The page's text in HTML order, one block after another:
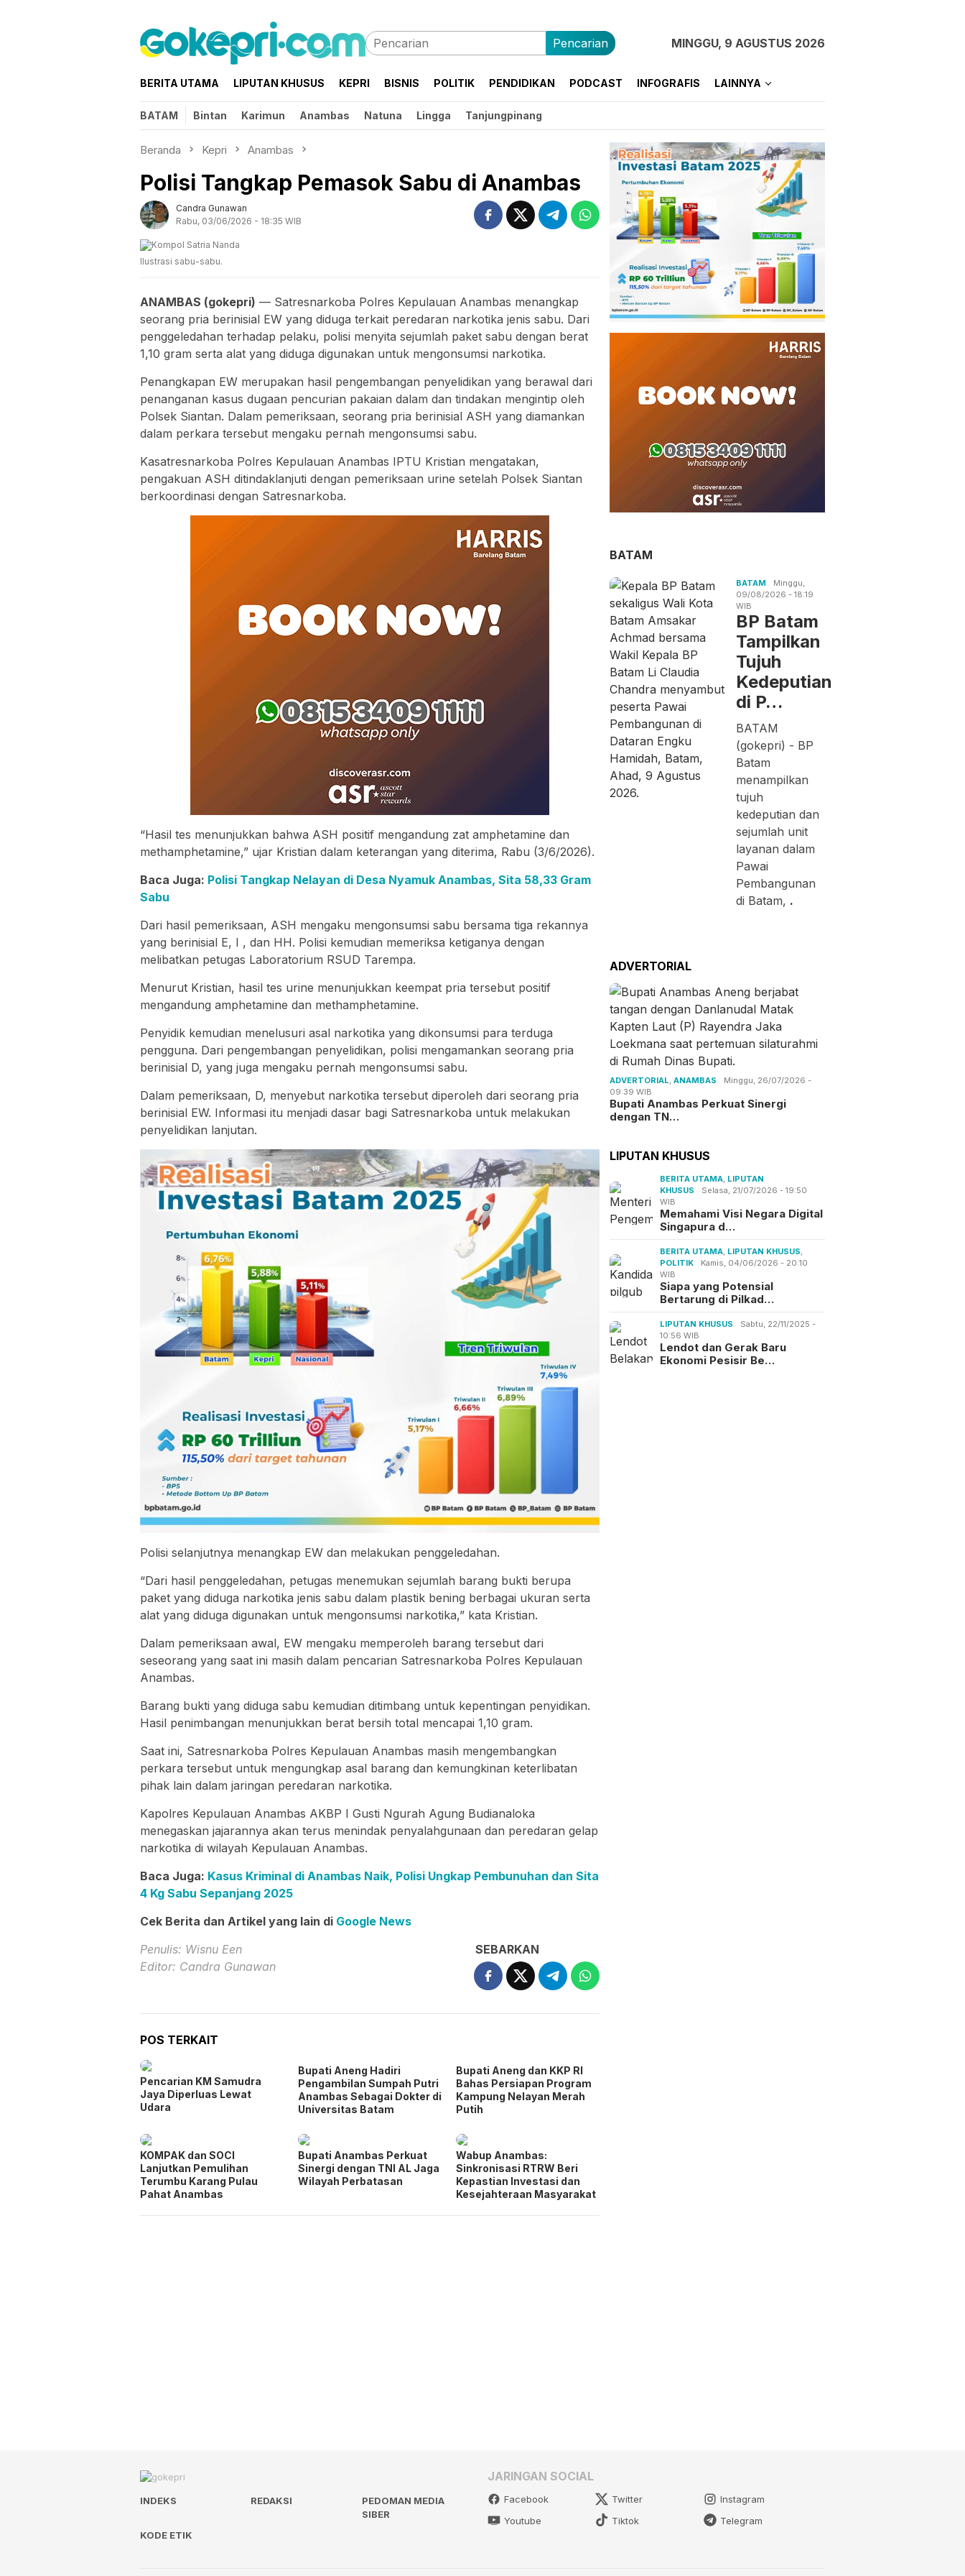
Pencarian MINGGU, 9 AGUSTUS 2026
BERITA UTAMA LIPUTAN KHUSUS KEPRI BISNIS POLITIK PENDIDIKAN PODCAST INFOGRAFIS LAINNYA
BATAM Bintan Karimun Anambas Natuna Lingga Tanjungpinang
Beranda Kepri Anambas
Polisi Tangkap Pemasok Sabu di Anambas
Candra Gunawan
Rabu, 03/06/2026 - 18:35 WIB
Ilustrasi sabu-sabu.
ANAMBAS (gokepri) — Satresnarkoba Polres Kepulauan Anambas menangkap
seorang pria berinisial EW yang diduga terkait peredaran narkotika jenis sabu. Dari
penggeledahan terhadap pelaku, polisi menyita sejumlah paket sabu dengan berat
1,10 gram serta alat yang diduga digunakan untuk mengonsumsi narkotika.
Penangkapan EW merupakan hasil pengembangan penyelidikan yang berawal dari
penanganan kasus dugaan pencurian pakaian dalam dan tindakan mengintip oleh
Polsek Siantan. Dalam pemeriksaan, seorang pria berinisial ASH yang diamankan
dalam perkara tersebut mengaku pernah mengonsumsi sabu.
Kasatresnarkoba Polres Kepulauan Anambas IPTU Kristian mengatakan,
pengakuan ASH ditindaklanjuti dengan pemeriksaan urine setelah Polsek Siantan
berkoordinasi dengan Satresnarkoba.
“Hasil tes menunjukkan bahwa ASH positif mengandung zat amphetamine dan
methamphetamine,” ujar Kristian dalam keterangan yang diterima, Rabu (3/6/2026).
Baca Juga: Polisi Tangkap Nelayan di Desa Nyamuk Anambas, Sita 58,33 Gram
Sabu
Dari hasil pemeriksaan, ASH mengaku mengonsumsi sabu bersama tiga rekannya
yang berinisial E, I , dan HH. Polisi kemudian memeriksa ketiganya dengan
melibatkan petugas Laboratorium RSUD Tarempa.
Menurut Kristian, hasil tes urine menunjukkan keempat pria tersebut positif
mengandung amphetamine dan methamphetamine.
Penyidik kemudian menelusuri asal narkotika yang dikonsumsi para terduga
pengguna. Dari pengembangan penyelidikan, polisi mengamankan seorang pria
berinisial D, yang juga mengaku pernah mengonsumsi sabu.
Dalam pemeriksaan, D, menyebut narkotika tersebut diperoleh dari seorang pria
berinisial EW. Informasi itu menjadi dasar bagi Satresnarkoba untuk melakukan
penyelidikan lanjutan.
Polisi selanjutnya menangkap EW dan melakukan penggeledahan.
“Dari hasil penggeledahan, petugas menemukan sejumlah barang bukti berupa
paket yang diduga narkotika jenis sabu dalam plastik bening berbagai ukuran serta
alat yang diduga digunakan untuk mengonsumsi narkotika,” kata Kristian.
Dalam pemeriksaan awal, EW mengaku memperoleh barang tersebut dari
seseorang yang saat ini masih dalam pencarian Satresnarkoba Polres Kepulauan
Anambas.
Barang bukti yang diduga sabu kemudian ditimbang untuk kepentingan penyidikan.
Hasil penimbangan menunjukkan berat bersih total mencapai 1,10 gram.
Saat ini, Satresnarkoba Polres Kepulauan Anambas masih mengembangkan
perkara tersebut untuk mengungkap asal barang dan kemungkinan keterlibatan
pihak lain dalam jaringan peredaran narkotika.
Kapolres Kepulauan Anambas AKBP I Gusti Ngurah Agung Budianaloka
menegaskan jajarannya akan terus menindak penyalahgunaan dan peredaran gelap
narkotika di wilayah Kepulauan Anambas.
Baca Juga: Kasus Kriminal di Anambas Naik, Polisi Ungkap Pembunuhan dan Sita
4 Kg Sabu Sepanjang 2025
Cek Berita dan Artikel yang lain di Google News
Penulis: Wisnu Een
Editor: Candra Gunawan
SEBARKAN
POS TERKAIT
Pencarian KM Samudra
Jaya Diperluas Lewat
Udara
Bupati Aneng Hadiri
Pengambilan Sumpah Putri
Anambas Sebagai Dokter di
Universitas Batam
Bupati Aneng dan KKP RI
Bahas Persiapan Program
Kampung Nelayan Merah
Putih
KOMPAK dan SOCI
Lanjutkan Pemulihan
Terumbu Karang Pulau
Pahat Anambas
Bupati Anambas Perkuat
Sinergi dengan TNI AL Jaga
Wilayah Perbatasan
Wabup Anambas:
Sinkronisasi RTRW Beri
Kepastian Investasi dan
Kesejahteraan Masyarakat
BATAM
BATAM
Minggu,
09/08/2026 - 18:19
WIB
BP Batam
Tampilkan
Tujuh
Kedeputian
di P…
BATAM
(gokepri) - BP
Batam
menampilkan
tujuh
kedeputian dan
sejumlah unit
layanan dalam
Pawai
Pembangunan
di Batam, .
ADVERTORIAL
ADVERTORIAL ,ANAMBAS
Minggu, 26/07/2026 -
09:39 WIB
Bupati Anambas Perkuat Sinergi
dengan TN…
LIPUTAN KHUSUS
BERITA UTAMA LIPUTAN
KHUSUS
Selasa, 21/07/2026 - 19:50
WIB
Memahami Visi Negara Digital
Singapura d…
BERITA UTAMA LIPUTAN KHUSUS
POLITIK
Kamis, 04/06/2026 - 20:10
WIB
Siapa yang Potensial
Bertarung di Pilkad…
LIPUTAN KHUSUS
Sabtu, 22/11/2025 -
10:56 WIB
Lendot dan Gerak Baru
Ekonomi Pesisir Be…
INDEKS REDAKSI
PEDOMAN MEDIA
SIBER
KODE ETIK
JARINGAN SOCIAL
Facebook Twitter
Instagram
Youtube
Tiktok Telegram